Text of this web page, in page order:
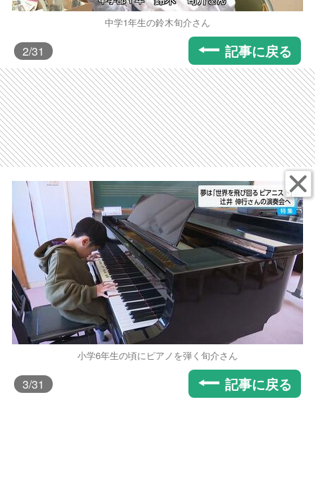
中学1年生の鈴木旬介さん
2/31 記事に戻る
小学6年生の頃にピアノを弾く旬介さん
3/31 記事に戻る